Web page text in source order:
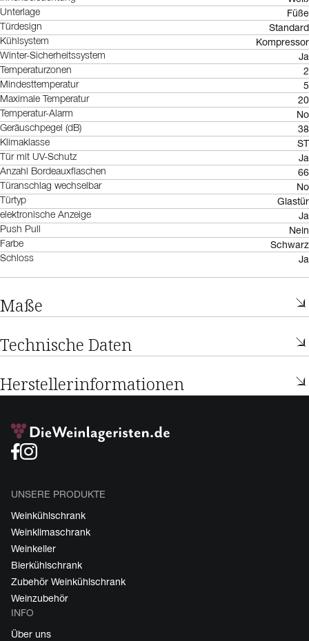
Unterlage Füße
Türdesign Standard
Kühlsystem Kompressor
Winter-Sicherheitssystem Ja
Temperaturzonen 2
Mindesttemperatur 5
Maximale Temperatur 20
Temperatur-Alarm No
Geräuschpegel (dB) 38
Klimaklasse ST
Tür mit UV-Schutz Ja
Anzahl Bordeauxflaschen 66
Türanschlag wechselbar No
Türtyp Glastür
elektronische Anzeige Ja
Push Pull Nein
Farbe Schwarz
Schloss Ja
Maße
Technische Daten
Herstellerinformationen
UNSERE PRODUKTE
Weinkühlschrank
Weinklimaschrank
Weinkeller
Bierkühlschrank
Zubehör Weinkühlschrank
Weinzubehör
INFO
Über uns